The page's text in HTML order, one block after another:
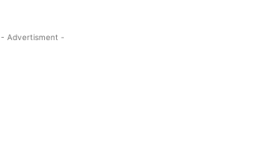
- Advertisment -